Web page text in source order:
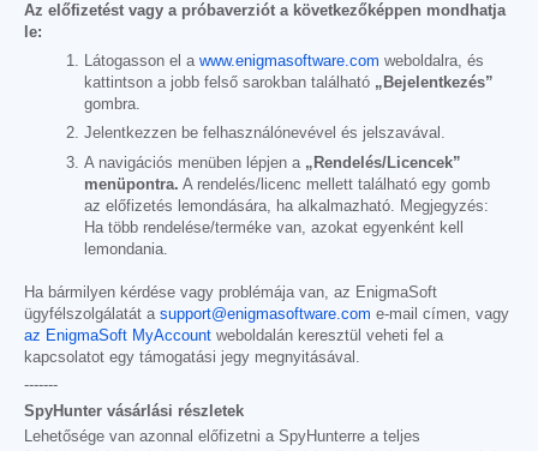
Az előfizetést vagy a próbaverziót a következőképpen mondhatja
le:
Látogasson el a www.enigmasoftware.com weboldalra, és
kattintson a jobb felső sarokban található „Bejelentkezés”
gombra.
Jelentkezzen be felhasználónevével és jelszavával.
A navigációs menüben lépjen a „Rendelés/Licencek”
menüpontra. A rendelés/licenc mellett található egy gomb
az előfizetés lemondására, ha alkalmazható. Megjegyzés:
Ha több rendelése/terméke van, azokat egyenként kell
lemondania.
Ha bármilyen kérdése vagy problémája van, az EnigmaSoft
ügyfélszolgálatát a support@enigmasoftware.com e-mail címen, vagy
az EnigmaSoft MyAccount weboldalán keresztül veheti fel a
kapcsolatot egy támogatási jegy megnyitásával.
-------
SpyHunter vásárlási részletek
Lehetősége van azonnal előfizetni a SpyHunterre a teljes